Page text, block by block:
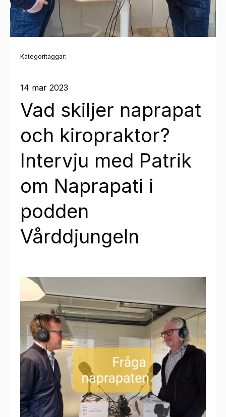
Kategoritaggar:
14 mar 2023
Vad skiljer naprapat
och kiropraktor?
Intervju med Patrik
om Naprapati i
podden
Vårddjungeln